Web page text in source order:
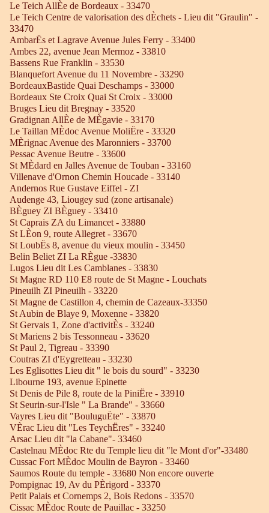
Le Teich AllÈe de Bordeaux - 33470
Le Teich Centre de valorisation des dÈchets - Lieu dit "Graulin" -
33470
AmbarËs et Lagrave Avenue Jules Ferry - 33400
Ambes 22, avenue Jean Mermoz - 33810
Bassens Rue Franklin - 33530
Blanquefort Avenue du 11 Novembre - 33290
BordeauxBastide Quai Deschamps - 33000
Bordeaux Ste Croix Quai St Croix - 33000
Bruges Lieu dit Bregnay - 33520
Gradignan AllÈe de MÈgavie - 33170
Le Taillan MÈdoc Avenue MoliËre - 33320
MÈrignac Avenue des Maronniers - 33700
Pessac Avenue Beutre - 33600
St MÈdard en Jalles Avenue de Touban - 33160
Villenave d'Ornon Chemin Houcade - 33140
Andernos Rue Gustave Eiffel - ZI
Audenge 43, Liougey sud (zone artisanale)
BÈguey ZI BÈguey - 33410
St Caprais ZA du Limancet - 33880
St LÈon 9, route Allegret - 33670
St LoubËs 8, avenue du vieux moulin - 33450
Belin Beliet ZI La RÈgue -33830
Lugos Lieu dit Les Camblanes - 33830
St Magne RD 110 E8 route de St Magne - Louchats
Pineuilh ZI Pineuilh - 33220
St Magne de Castillon 4, chemin de Cazeaux-33350
St Aubin de Blaye 9, Moxenne - 33820
St Gervais 1, Zone d'activitÈs - 33240
St Mariens 2 bis Tessonneau - 33620
St Paul 2, Tigreau - 33390
Coutras ZI d'Eygretteau - 33230
Les Eglisottes Lieu dit " le bois du sourd" - 33230
Libourne 193, avenue Epinette
St Denis de Pile 8, route de la PiniËre - 33910
St Seurin-sur-l'Isle " La Brande" - 33660
Vayres Lieu dit "BouluguËte" - 33870
VÈrac Lieu dit "Les TeychËres" - 33240
Arsac Lieu dit "la Cabane"- 33460
Castelnau MÈdoc Rte du Temple lieu dit "le Mont d'or"-33480
Cussac Fort MÈdoc Moulin de Bayron - 33460
Saumos Route du temple - 33680 Non encore ouverte
Pompignac 19, Av du PÈrigord - 33370
Petit Palais et Cornemps 2, Bois Redons - 33570
Cissac MÈdoc Route de Pauillac - 33250